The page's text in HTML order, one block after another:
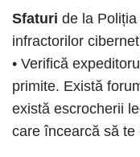
Sfaturi de la
infractorilor
• Verifică
primite. Există
există escrocherii
care încearcă să te